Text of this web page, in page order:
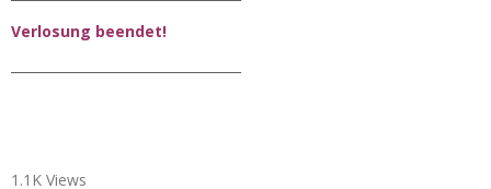
Verlosung beendet!
1.1K Views